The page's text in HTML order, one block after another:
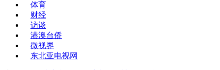
体育
财经
访谈
港澳台侨
微视界
东北亚电视网